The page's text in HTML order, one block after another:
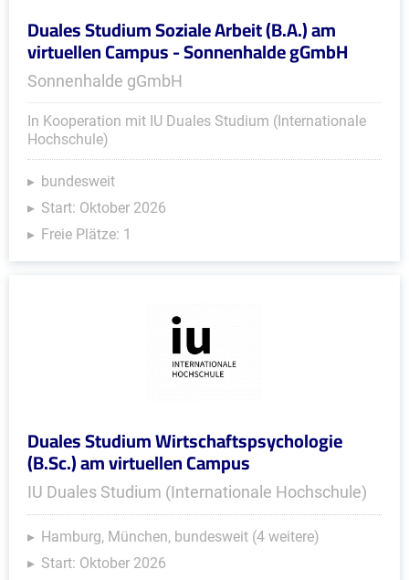
Duales Studium Soziale Arbeit (B.A.) am
virtuellen Campus - Sonnenhalde gGmbH
Sonnenhalde gGmbH
In Kooperation mit IU Duales Studium (Internationale
Hochschule)
bundesweit
Start: Oktober 2026
Freie Plätze: 1
Duales Studium Wirtschaftspsychologie
(B.Sc.) am virtuellen Campus
IU Duales Studium (Internationale Hochschule)
Hamburg, München, bundesweit (4 weitere)
Start: Oktober 2026